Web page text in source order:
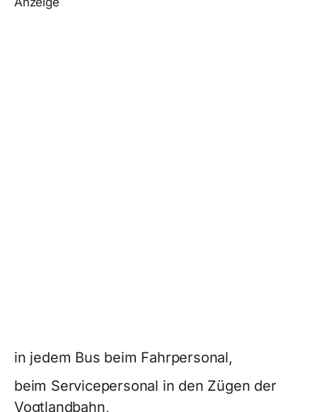
in jedem Bus beim Fahrpersonal,
beim Servicepersonal in den Zügen der
Vogtlandbahn,